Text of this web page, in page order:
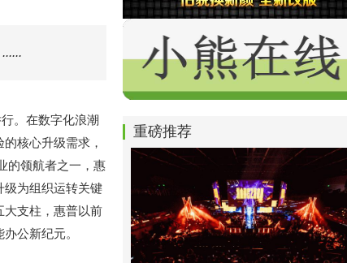
......
。在数字化浪潮
核心升级需求，
的领航者之一，惠
级为组织运转关键
大支柱，惠普以前
公新纪元。
重磅推荐